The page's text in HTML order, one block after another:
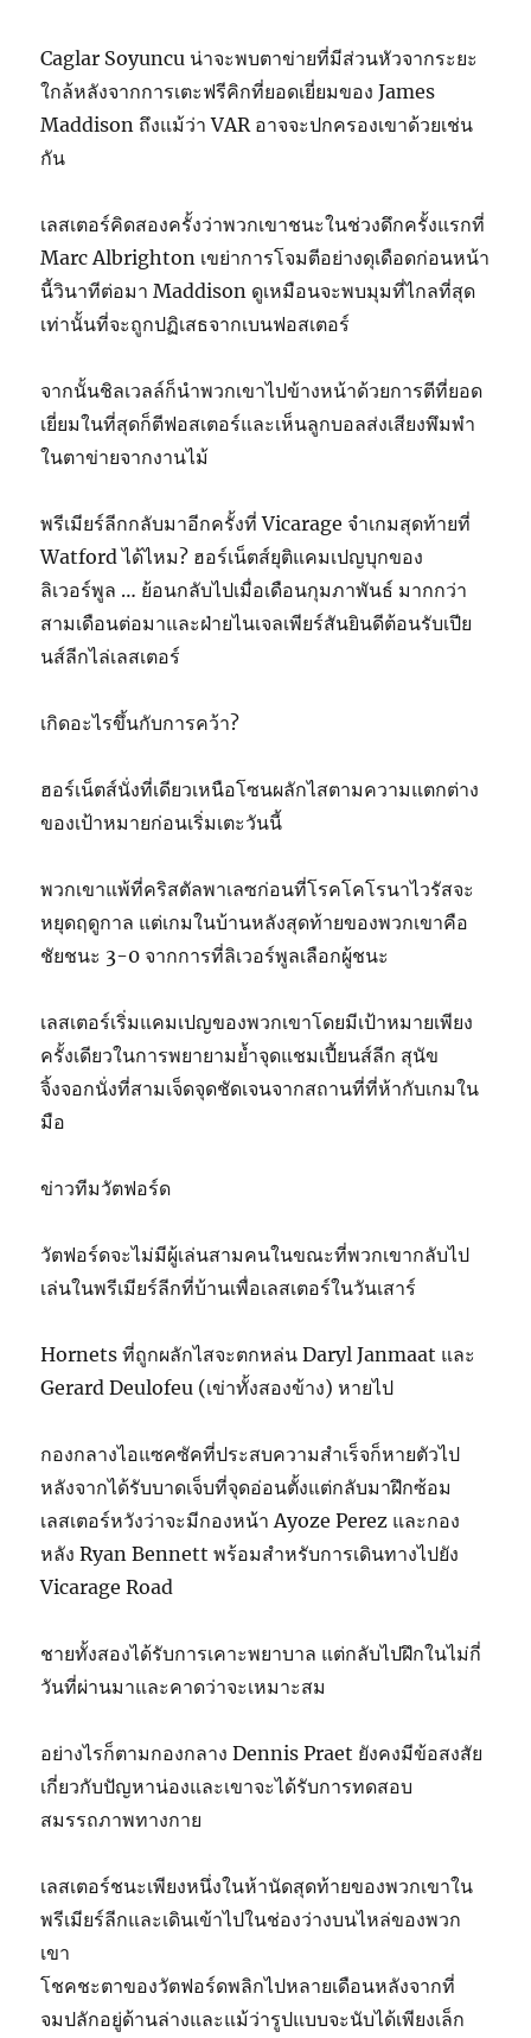
Caglar Soyuncu น่าจะพบตาข่ายที่มีส่วนหัวจากระยะ
ใกล้หลังจากการเตะฟรีคิกที่ยอดเยี่ยมของ James
Maddison ถึงแม้ว่า VAR อาจจะปกครองเขาด้วยเช่น
กัน
เลสเตอร์คิดสองครั้งว่าพวกเขาชนะในช่วงดึกครั้งแรกที่
Marc Albrighton เขย่าการโจมตีอย่างดุเดือดก่อนหน้า
นี้วินาทีต่อมา Maddison ดูเหมือนจะพบมุมที่ไกลที่สุด
เท่านั้นที่จะถูกปฏิเสธจากเบนฟอสเตอร์
จากนั้นชิลเวลล์ก็นำพวกเขาไปข้างหน้าด้วยการตีที่ยอด
เยี่ยมในที่สุดก็ตีฟอสเตอร์และเห็นลูกบอลส่งเสียงพึมพำ
ในตาข่ายจากงานไม้
พรีเมียร์ลีกกลับมาอีกครั้งที่ Vicarage จำเกมสุดท้ายที่
Watford ได้ไหม? ฮอร์เน็ตส์ยุติแคมเปญบุกของ
ลิเวอร์พูล … ย้อนกลับไปเมื่อเดือนกุมภาพันธ์ มากกว่า
สามเดือนต่อมาและฝ่ายไนเจลเพียร์สันยินดีต้อนรับเปีย
นส์ลีกไล่เลสเตอร์
เกิดอะไรขึ้นกับการคว้า?
ฮอร์เน็ตส์นั่งที่เดียวเหนือโซนผลักไสตามความแตกต่าง
ของเป้าหมายก่อนเริ่มเตะวันนี้
พวกเขาแพ้ที่คริสตัลพาเลซก่อนที่โรคโคโรนาไวรัสจะ
หยุดฤดูกาล แต่เกมในบ้านหลังสุดท้ายของพวกเขาคือ
ชัยชนะ 3-0 จากการที่ลิเวอร์พูลเลือกผู้ชนะ
เลสเตอร์เริ่มแคมเปญของพวกเขาโดยมีเป้าหมายเพียง
ครั้งเดียวในการพยายามย้ำจุดแชมเปี้ยนส์ลีก สุนัข
จิ้งจอกนั่งที่สามเจ็ดจุดชัดเจนจากสถานที่ที่ห้ากับเกมใน
มือ
ข่าวทีมวัตฟอร์ด
วัตฟอร์ดจะไม่มีผู้เล่นสามคนในขณะที่พวกเขากลับไป
เล่นในพรีเมียร์ลีกที่บ้านเพื่อเลสเตอร์ในวันเสาร์
Hornets ที่ถูกผลักไสจะตกหล่น Daryl Janmaat และ
Gerard Deulofeu (เข่าทั้งสองข้าง) หายไป
กองกลางไอแซคซัคที่ประสบความสำเร็จก็หายตัวไป
หลังจากได้รับบาดเจ็บที่จุดอ่อนตั้งแต่กลับมาฝึกซ้อม
เลสเตอร์หวังว่าจะมีกองหน้า Ayoze Perez และกอง
หลัง Ryan Bennett พร้อมสำหรับการเดินทางไปยัง
Vicarage Road
ชายทั้งสองได้รับการเคาะพยาบาล แต่กลับไปฝึกในไม่กี่
วันที่ผ่านมาและคาดว่าจะเหมาะสม
อย่างไรก็ตามกองกลาง Dennis Praet ยังคงมีข้อสงสัย
เกี่ยวกับปัญหาน่องและเขาจะได้รับการทดสอบ
สมรรถภาพทางกาย
เลสเตอร์ชนะเพียงหนึ่งในห้านัดสุดท้ายของพวกเขาใน
พรีเมียร์ลีกและเดินเข้าไปในช่องว่างบนไหล่ของพวก
เขา
โชคชะตาของวัตฟอร์ดพลิกไปหลายเดือนหลังจากที่
จมปลักอยู่ด้านล่างและแม้ว่ารูปแบบจะนับได้เพียงเล็ก